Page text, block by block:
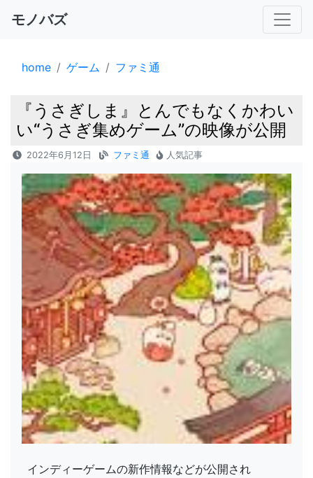
モノバズ
home ゲーム ファミ通
『うさぎしま』とんでもなくかわい
い“うさぎ集めゲーム”の映像が公開
2022年6月12日 ファミ通 人気記事
インディーゲームの新作情報などが公開され